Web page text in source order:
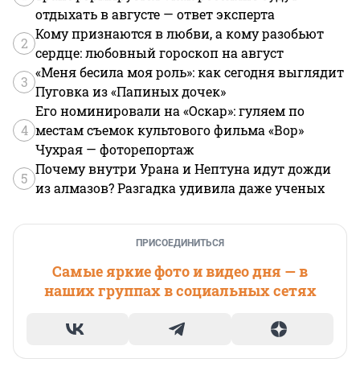
отдыхать в августе — ответ эксперта
2
Кому признаются в любви, а кому разобьют
сердце: любовный гороскоп на август
3
«Меня бесила моя роль»: как сегодня выглядит
Пуговка из «Папиных дочек»
4
Его номинировали на «Оскар»: гуляем по
местам съемок культового фильма «Вор»
Чухрая — фоторепортаж
5
Почему внутри Урана и Нептуна идут дожди
из алмазов? Разгадка удивила даже ученых
ПРИСОЕДИНИТЬСЯ
Самые яркие фото и видео дня — в
наших группах в социальных сетях